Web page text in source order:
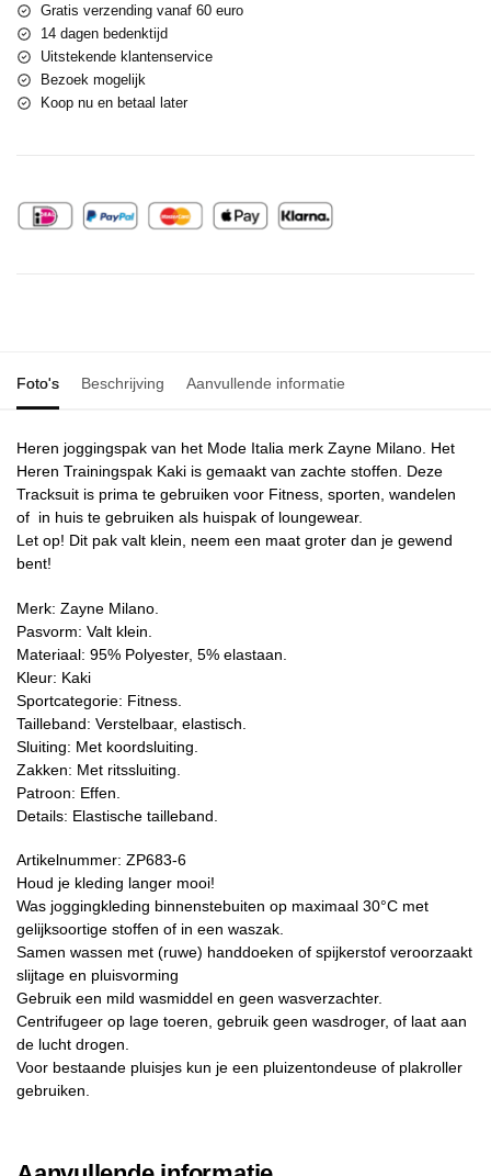
Gratis verzending vanaf 60 euro
14 dagen bedenktijd
Uitstekende klantenservice
Bezoek mogelijk
Koop nu en betaal later
Foto's Beschrijving Aanvullende informatie
Heren joggingspak van het Mode Italia merk Zayne Milano. Het
Heren Trainingspak Kaki is gemaakt van zachte stoffen. Deze
Tracksuit is prima te gebruiken voor Fitness, sporten, wandelen
of in huis te gebruiken als huispak of loungewear.
Let op! Dit pak valt klein, neem een maat groter dan je gewend
bent!
Merk: Zayne Milano.
Pasvorm: Valt klein.
Materiaal: 95% Polyester, 5% elastaan.
Kleur: Kaki
Sportcategorie: Fitness.
Tailleband: Verstelbaar, elastisch.
Sluiting: Met koordsluiting.
Zakken: Met ritssluiting.
Patroon: Effen.
Details: Elastische tailleband.
Artikelnummer: ZP683-6
Houd je kleding langer mooi!
Was joggingkleding binnenstebuiten op maximaal 30°C met
gelijksoortige stoffen of in een waszak.
Samen wassen met (ruwe) handdoeken of spijkerstof veroorzaakt
slijtage en pluisvorming
Gebruik een mild wasmiddel en geen wasverzachter.
Centrifugeer op lage toeren, gebruik geen wasdroger, of laat aan
de lucht drogen.
Voor bestaande pluisjes kun je een pluizentondeuse of plakroller
gebruiken.